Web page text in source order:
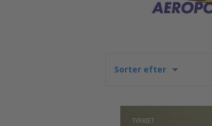
Sorter efter
TYRKIET